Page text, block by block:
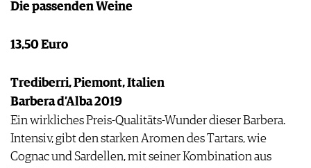
Die passenden Weine
13,50 Euro
Trediberri, Piemont, Italien
Barbera d’Alba 2019
Ein wirkliches Preis-Qualitäts-Wunder dieser Barbera.
Intensiv, gibt den starken Aromen des Tartars, wie
Cognac und Sardellen, mit seiner Kombination aus